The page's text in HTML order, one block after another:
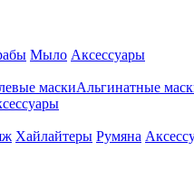
Мыло Аксессуары
маскиАльгинатные
Хайлайтеры Румяна